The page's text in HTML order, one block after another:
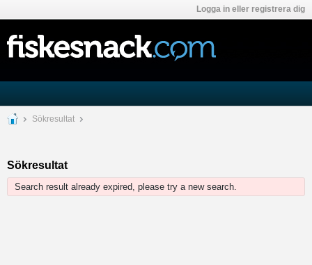
Logga in eller registrera dig
Sökresultat
Sökresultat
Search result already expired, please try a new search.